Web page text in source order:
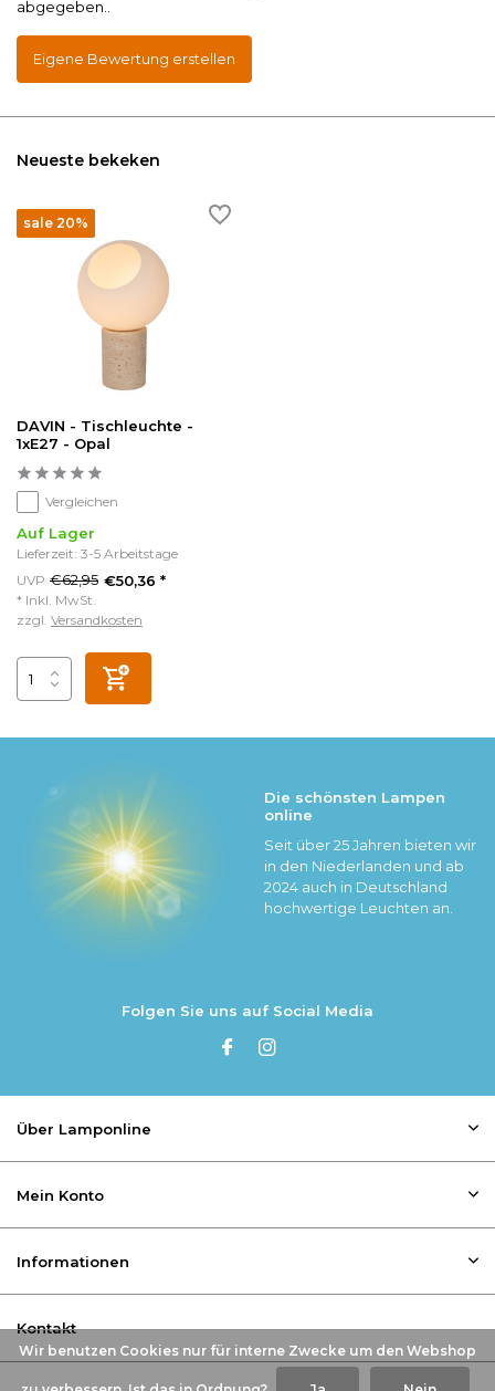
abgegeben..
Eigene Bewertung erstellen
Neueste bekeken
sale 20%
DAVIN - Tischleuchte -
1xE27 - Opal
Vergleichen
Auf Lager
Lieferzeit: 3-5 Arbeitstage
UVP €62,95 €50,36 *
* Inkl. MwSt.
zzgl. Versandkosten
Die schönsten Lampen
online
Seit über 25 Jahren bieten wir
in den Niederlanden und ab
2024 auch in Deutschland
hochwertige Leuchten an.
Folgen Sie uns auf Social Media
Über Lamponline
Mein Konto
Informationen
Kontakt
Wir benutzen Cookies nur für interne Zwecke um den Webshop